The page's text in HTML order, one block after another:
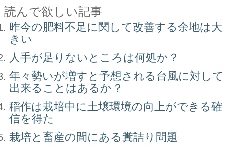
読んで欲しい記事
昨今の肥料不足に関して改善する余地は大
きい
人手が足りないところは何処か？
年々勢いが増すと予想される台風に対して
出来ることはあるか？
稲作は栽培中に土壌環境の向上ができる確
信を得た
栽培と畜産の間にある糞詰り問題